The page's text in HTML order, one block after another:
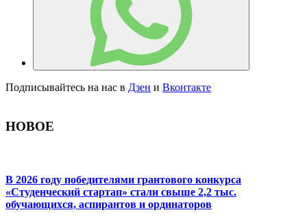
Подписывайтесь на нас в Дзен и Вконтакте
НОВОЕ
В 2026 году победителями грантового конкурса
«Студенческий стартап» стали свыше 2,2 тыс.
обучающихся, аспирантов и ординаторов